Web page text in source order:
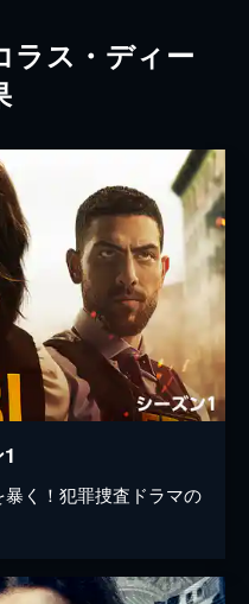
ラス・ディー
く！犯罪捜査ドラマの